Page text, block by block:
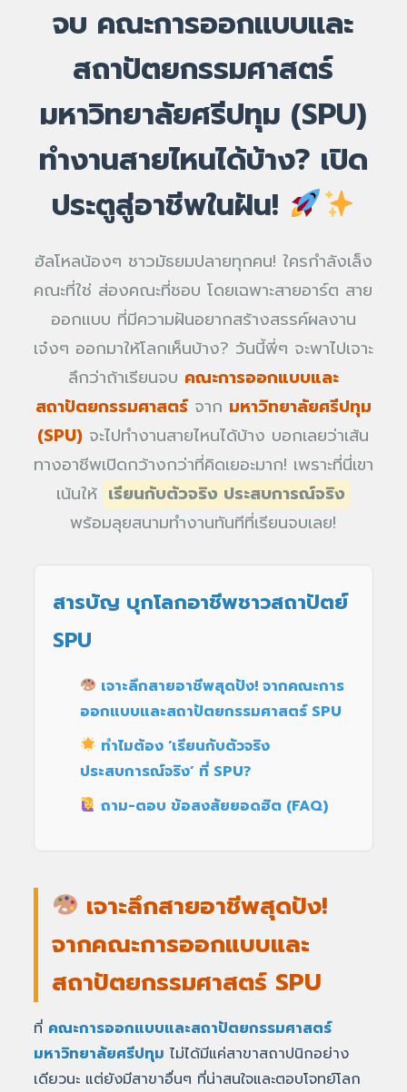
จบ คณะการออกแบบและ
สถาปัตยกรรมศาสตร์
มหาวิทยาลัยศรีปทุม (SPU)
ทำงานสายไหนได้บ้าง? เปิด
ประตูสู่อาชีพในฝัน!
ฮัลโหลน้องๆ ชาวมัธยมปลายทุกคน! ใครกำลังเล็ง
คณะที่ใช่ ส่องคณะที่ชอบ โดยเฉพาะสายอาร์ต สาย
ออกแบบ ที่มีความฝันอยากสร้างสรรค์ผลงาน
เจ๋งๆ ออกมาให้โลกเห็นบ้าง? วันนี้พี่ๆ จะพาไปเจาะ
ลึกว่าถ้าเรียนจบ คณะการออกแบบและ
สถาปัตยกรรมศาสตร์จาก มหาวิทยาลัยศรีปทุม
(SPU) จะไปทำงานสายไหนได้บ้าง บอกเลยว่าเส้น
ทางอาชีพเปิดกว้างกว่าที่คิดเยอะมาก! เพราะที่นี่เขา
เน้นให้ เรียนกับตัวจริง ประสบการณ์จริง
พร้อมลุยสนามทำงานทันทีที่เรียนจบเลย!
สารบัญ บุกโลกอาชีพชาวสถาปัตย์
SPU
เจาะลึกสายอาชีพสุดปัง! จากคณะการ
ออกแบบและสถาปัตยกรรมศาสตร์ SPU
ทำไมต้อง ‘เรียนกับตัวจริง
ประสบการณ์จริง’ ที่ SPU?
ถาม-ตอบ ข้อสงสัยยอดฮิต (FAQ)
เจาะลึกสายอาชีพสุดปัง!
จากคณะการออกแบบและ
สถาปัตยกรรมศาสตร์ SPU
ที่ คณะการออกแบบและสถาปัตยกรรมศาสตร์
มหาวิทยาลัยศรีปทุม ไม่ได้มีแค่สาขาสถาปนิกอย่าง
เดียวนะ แต่ยังมีสาขาอื่นๆ ที่น่าสนใจและตอบโจทย์โลก